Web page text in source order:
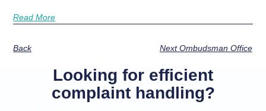
Read More
Back Next Ombudsman Office
Looking for efficient
complaint handling?